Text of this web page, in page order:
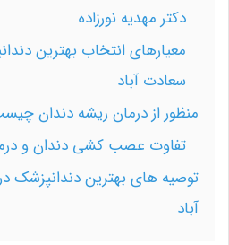
دکتر مهدیه نورزاده
معیارهای انتخاب بهترین
سعادت آباد
منظور از درمان ریشه دندان
تفاوت عصب کشی دندان و
توصیه های بهترین دندانپزشک
آباد